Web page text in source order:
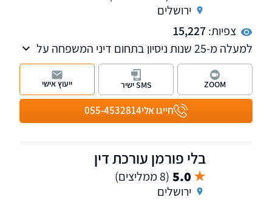
ירושלים
צפיות:15,227
למעלה מ-25 שנות ניסיון בתחום דיני המשפחה על
כל רבדיו: ניהול מו"מ, הסכמי ממון, משמורת,
מזונות, חלוקת רכוש, גירושין וגישור משפחתי כמו כן,
המשרד מטפל בדיני הגיל השלישי - צוואות וייפוי
כוח מתמשך.
חייגו אלי055-4532814
ZOOM SMS ישיר ייעוץ אישי
בלי פורמן עורכת דין
5.0 (8 ממליצים)
ירושלים